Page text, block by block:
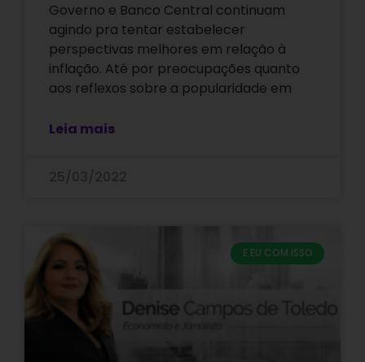
Governo e Banco Central continuam
agindo pra tentar estabelecer
perspectivas melhores em relação à
inflação. Até por preocupações quanto
aos reflexos sobre a popularidade em
Leia mais
E EU COM ISSO